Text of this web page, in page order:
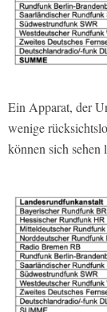
Ein Apparat, der
wenige
können sich sehen